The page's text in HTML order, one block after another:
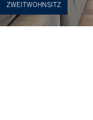
ZWEITWOHNSITZ